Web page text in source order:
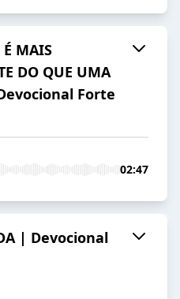
É MAIS
DO QUE UMA
Forte
02:47
| Devocional